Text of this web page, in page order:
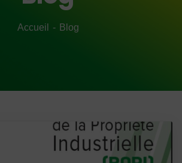
Accueil Blog